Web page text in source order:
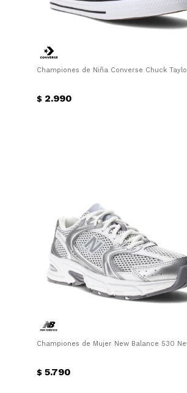
Championes de Niña Converse Chuck
$ 2.990
Championes de Mujer New Balance 530
$ 5.790